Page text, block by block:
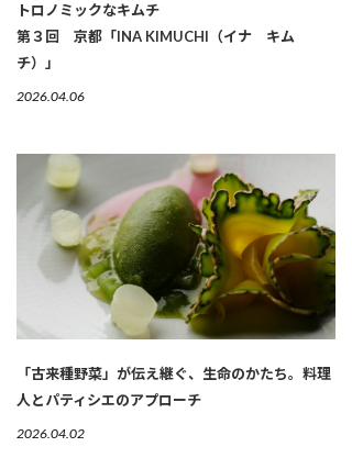
トロノミックなキムチ
第３回 京都「INA KIMUCHI（イナ キム
チ）」
2026.04.06
「古来種野菜」が伝え継ぐ、生命のかたち。料理
人とパティシエのアプローチ
2026.04.02